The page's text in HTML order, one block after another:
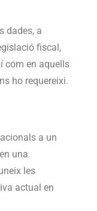
dades, a
fiscal,
com en aquells
ho requereixi.
a un
una
les
actual en